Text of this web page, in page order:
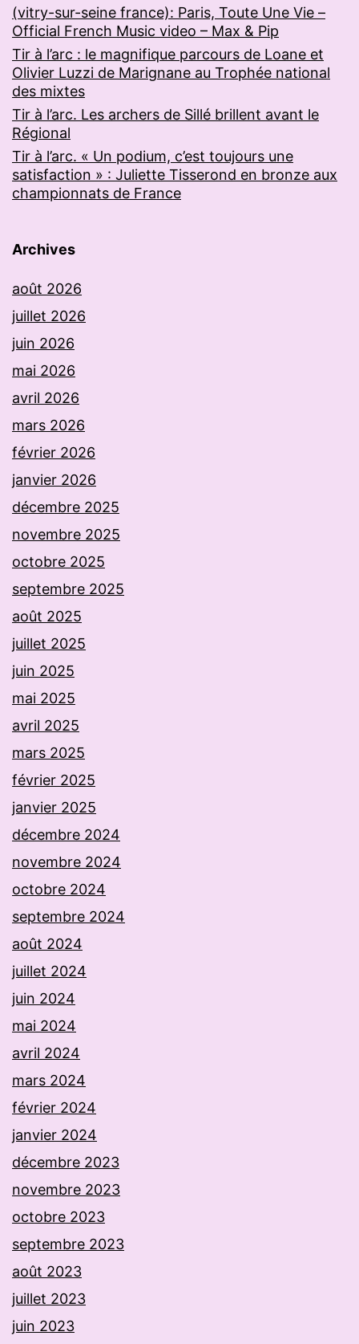
(vitry-sur-seine france): Paris, Toute Une Vie –
Official French Music video – Max & Pip
Tir à l’arc : le magnifique parcours de Loane et
Olivier Luzzi de Marignane au Trophée national
des mixtes
Tir à l’arc. Les archers de Sillé brillent avant le
Régional
Tir à l’arc. « Un podium, c’est toujours une
satisfaction » : Juliette Tisserond en bronze aux
championnats de France
Archives
août 2026
juillet 2026
juin 2026
mai 2026
avril 2026
mars 2026
février 2026
janvier 2026
décembre 2025
novembre 2025
octobre 2025
septembre 2025
août 2025
juillet 2025
juin 2025
mai 2025
avril 2025
mars 2025
février 2025
janvier 2025
décembre 2024
novembre 2024
octobre 2024
septembre 2024
août 2024
juillet 2024
juin 2024
mai 2024
avril 2024
mars 2024
février 2024
janvier 2024
décembre 2023
novembre 2023
octobre 2023
septembre 2023
août 2023
juillet 2023
juin 2023